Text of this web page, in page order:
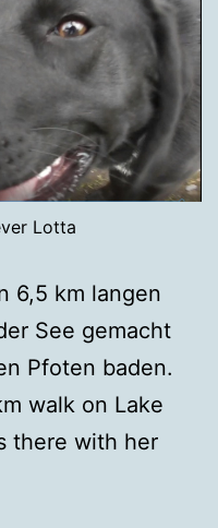
Lotta
6,5 km langen
See gemacht
Pfoten baden.
walk on Lake
there with her